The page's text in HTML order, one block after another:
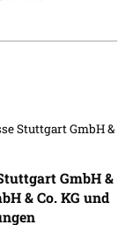
Stuttgart GmbH &
GmbH &
& Co. KG und